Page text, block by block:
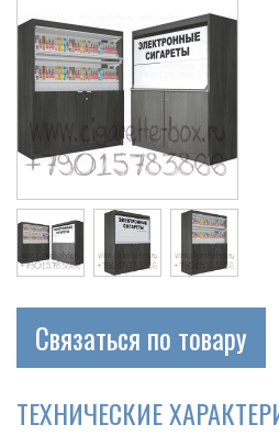
Cigarette
Связаться по товару
ТЕХНИЧЕСКИЕ